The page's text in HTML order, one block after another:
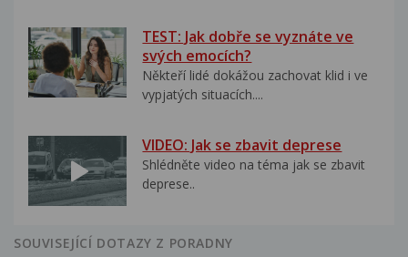
TEST: Jak dobře se vyznáte ve
svých emocích?
Někteří lidé dokážou zachovat klid i ve
vypjatých situacích....
VIDEO: Jak se zbavit deprese
Shlédněte video na téma jak se zbavit
deprese..
SOUVISEJÍCÍ DOTAZY Z PORADNY